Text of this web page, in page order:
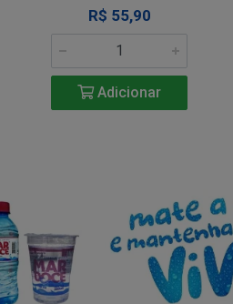
R$ 55,90
Adicionar